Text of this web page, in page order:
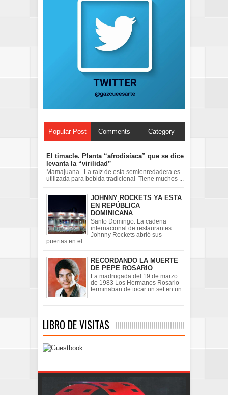
Popular Post Comments Category
El timacle. Planta “afrodisíaca” que se dice
levanta la “virilidad”
Mamajuana . La raíz de esta semienredadera es
utilizada para bebida tradicional Tiene muchos ...
JOHNNY ROCKETS YA ESTA
EN REPÚBLICA
DOMINICANA
Santo Domingo. La cadena
internacional de restaurantes
Johnny Rockets abrió sus
puertas en el ...
RECORDANDO LA MUERTE
DE PEPE ROSARIO
La madrugada del 19 de marzo
de 1983 Los Hermanos Rosario
terminaban de tocar un set en un
...
LIBRO DE VISITAS